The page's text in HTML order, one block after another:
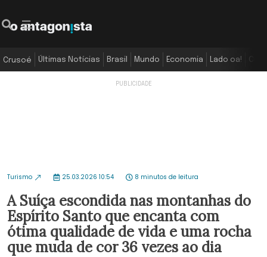
Crusoé Últimas Notícias Brasil Mundo Economia Lado oa!
Turismo 25.03.2026 10:54 8 minutos de leitura
A Suíça escondida nas montanhas do
Espírito Santo que encanta com
ótima qualidade de vida e uma rocha
que muda de cor 36 vezes ao dia